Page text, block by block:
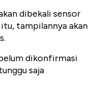
dibekali sensor
tampilannya akan
dikonfirmasi
saja